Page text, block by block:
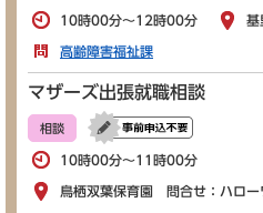
10時00分～12時00分 基
高齢障害福祉課
マザーズ出張就職相談
相談
10時00分～11時00分
鳥栖双葉保育園 問合せ：ハロ